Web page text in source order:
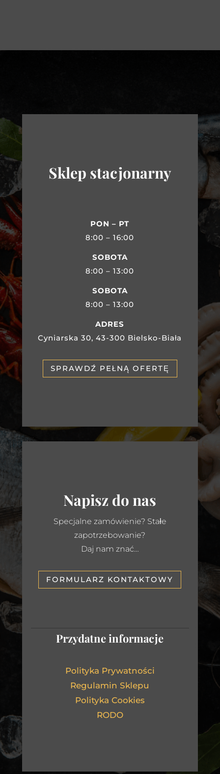
Sklep stacjonarny
PON – PT
8:00 – 16:00
SOBOTA
8:00 – 13:00
SOBOTA
8:00 – 13:00
ADRES
Cyniarska 30, 43-300 Bielsko-Biała
SPRAWDŹ PEŁNĄ OFERTĘ
Napisz do nas
Specjalne zamówienie? Stałe
zapotrzebowanie?
Daj nam znać…
FORMULARZ KONTAKTOWY
Przydatne informacje
Polityka Prywatności
Regulamin Sklepu
Polityka Cookies
RODO